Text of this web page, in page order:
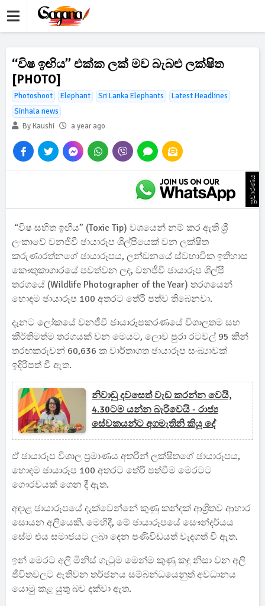
“විෂ ඉඟිය” එක්ක ලක් මව බැබළු ලක්ෂිත
[PHOTO]
Photoshoot Elephant Sri Lanka Elephants
Latest Headlines
Sinhala news
By Kaushi
a year ago
ප්‍රචාරණය
“විෂ සහිත ඉඟිය” (Toxic Tip) වශයෙන් නම් කර ඇති ශ්‍රී
ලංකාවේ වනජීවී ඡායාරූප ශිල්පියෙක් වන ලක්ෂිත
කරුණාරත්නගේ ඡායාරූපය, ලන්ඩනයේ ස්වභාවික ඉතිහාස
කෞතුකාගාරයේ පවත්වන ලද, වනජීවී ඡායාරූප ශිල්පී
තරගයේ (Wildlife Photographer of the Year) තරගයෙන්
හොඳම ඡායාරූප 100 අතරට තේරී පත්ව තිබෙනවා.
දැනට ලෝකයේ වනජීවී ඡායාරූපකරණයේ විශාලතම සහ
කීර්තිමත්ම තරගයක් වන මෙයට, ලොව පුරා රටවල් 95 කින්
තරඟකරුවන් 60,636 ක වාර්තාගත ඡායාරූප සංඛ්‍යාවක්
ඉදිරිපත් වී ඇත.
නිවාඩු දවසෙත් වැඩ කරන්න වෙයි,
4.30ටම යන්න බැරිවෙයි - රාජ්‍ය
සේවකයන්ට අගමැතිනි කියූ දේ
ඒ ඡායාරූප විශාල ප්‍රමාණය අතරින් ලක්ෂිතගේ ඡායාරූපය,
හොඳම ඡායාරූප 100 අතරට තේරී පත්වීම මෙරටට
ගෞරවයක් ගෙන දී ඇත.
අඳාළ ඡායාරූපයේ දැක්වෙන්නේ කුණු කන්දක් ආශ්‍රිතව ආහාර
සොයන අලියෙකි. මෙහිදී, මේ ඡායාරූපයේ සෞන්දර්යය
සේම එය සමාජයට ලබා දෙන පණිවිඩයත් වැදගත් වී ඇත.
ඉන් මෙරට අලි මිනිස් ගැටුම මෙන්ම කුණු කඳු නිසා වන අලි
ජීවිතවලට ඇතිවන තර්ජනය සම්බන්ධයෙනුත් අවධානය
යොමු කළ යුතු බව දක්වා ඇත.